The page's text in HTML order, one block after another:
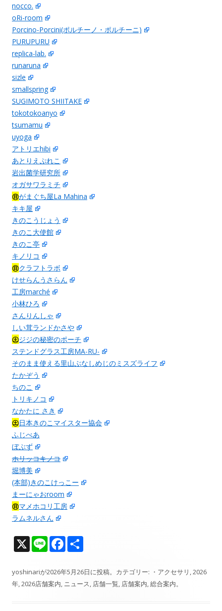
nocco.
oRi-room
Porcino-Porcini(ポルチーノ・ポルチーニ)
PURUPURU
replica-lab.
runaruna
sizle
smallspring
SUGIMOTO SHIITAKE
tokotokoanyo
tsumamu
uyoga
アトリエhibi
あとりえぷれこ
岩出菌学研究所
オガサワラミチ
㊐がまぐち屋La Mahina
キキ屋
きのこうじょう
きのこ大使館
きのこ亭
キノリコ
㊐クラフトラボ
けせらんうさらん
工房marché
小林ひろ
さんりんしゃ
しい茸ランドかさや
㊏ジジの秘密のポーチ
ステンドグラス工房MA-RU-
そのまま使える里山ぶなしめじのミスズライフ
たかぞう
ちのこ
トリキノコ
なかたに さき
㊏日本きのこマイスター協会
ふじべあ
ぼぶず
ホリッコキノコ
堀博美
(本部)きのこけっこー
まーにゃおroom
㊐マメホコリ工房
ラムネルさん
X Li
e
F
e
b
yoshinariが2026年5月26日に投稿。カテゴリー: ・アクセサリ ,2026
年,2026店舗案内, ニュース, 店舗一覧, 店舗案内,総合案内。